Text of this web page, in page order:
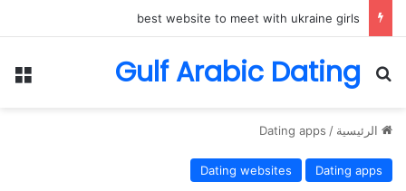
best website to meet with ukraine girls
Gulf Arabic Dating
بحث عن
الرئيسية /
Dating apps
Dating apps
Dating websites